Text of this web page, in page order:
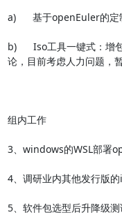
a)      基于openEuler的
b)      Iso工具一键式：增
论，目前考虑人力问题，
组内工作
3、windows的WSL部署
4、调研业内其他发行版
5、软件包选型后升降级